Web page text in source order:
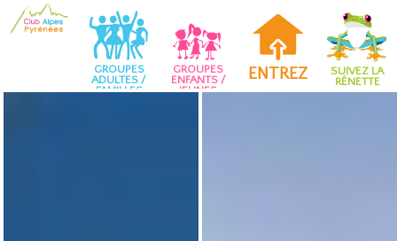
GROUPES
ADULTES /
FAMILLES
GROUPES
ENFANTS /
JEUNES
ENTREZ
SUIVEZ LA
RÉNETTE